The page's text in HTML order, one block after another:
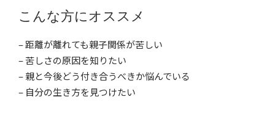
こんな方にオススメ
–距離が離れても親子関係が苦しい
–苦しさの原因を知りたい
–親と今後どう付き合うべきか悩んでいる
– 自分の生き方を見つけたい